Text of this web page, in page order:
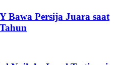
Bawa Persija Juara saat